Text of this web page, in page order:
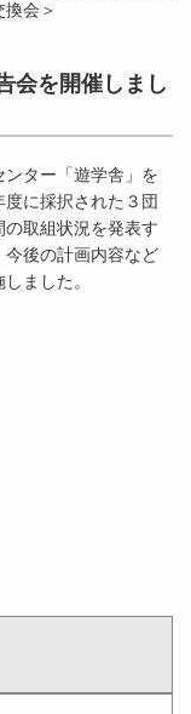
換会＞
会を開催しまし
ター「遊学舎」を
に採択された３団
取組状況を発表す
後の計画内容など
ました。